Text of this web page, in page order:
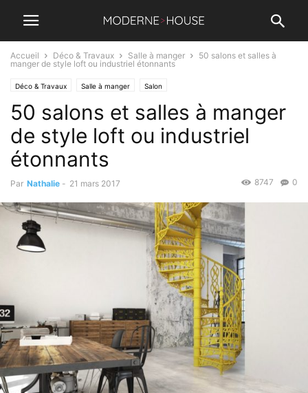
Accueil Déco & Travaux Salle à manger
50 salons et salles à
manger de style loft ou industriel étonnants
Déco & Travaux Salle à manger Salon
50 salons et salles à manger
de style loft ou industriel
étonnants
Par Nathalie - 21 mars 2017 0
8747